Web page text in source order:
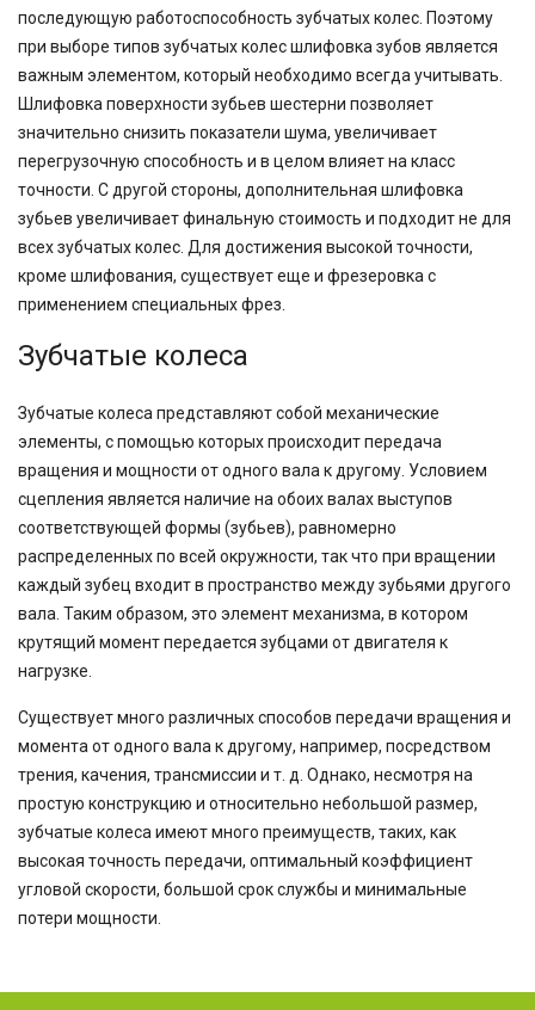
последующую работоспособность зубчатых колес. Поэтому
при выборе типов зубчатых колес шлифовка зубов является
важным элементом, который необходимо всегда учитывать.
Шлифовка поверхности зубьев шестерни позволяет
значительно снизить показатели шума, увеличивает
перегрузочную способность и в целом влияет на класс
точности. С другой стороны, дополнительная шлифовка
зубьев увеличивает финальную стоимость и подходит не для
всех зубчатых колес. Для достижения высокой точности,
кроме шлифования, существует еще и фрезеровка с
применением специальных фрез.
Зубчатые колеса
Зубчатые колеса представляют собой механические
элементы, с помощью которых происходит передача
вращения и мощности от одного вала к другому. Условием
сцепления является наличие на обоих валах выступов
соответствующей формы (зубьев), равномерно
распределенных по всей окружности, так что при вращении
каждый зубец входит в пространство между зубьями другого
вала. Таким образом, это элемент механизма, в котором
крутящий момент передается зубцами от двигателя к
нагрузке.
Существует много различных способов передачи вращения и
момента от одного вала к другому, например, посредством
трения, качения, трансмиссии и т. д. Однако, несмотря на
простую конструкцию и относительно небольшой размер,
зубчатые колеса имеют много преимуществ, таких, как
высокая точность передачи, оптимальный коэффициент
угловой скорости, большой срок службы и минимальные
потери мощности.